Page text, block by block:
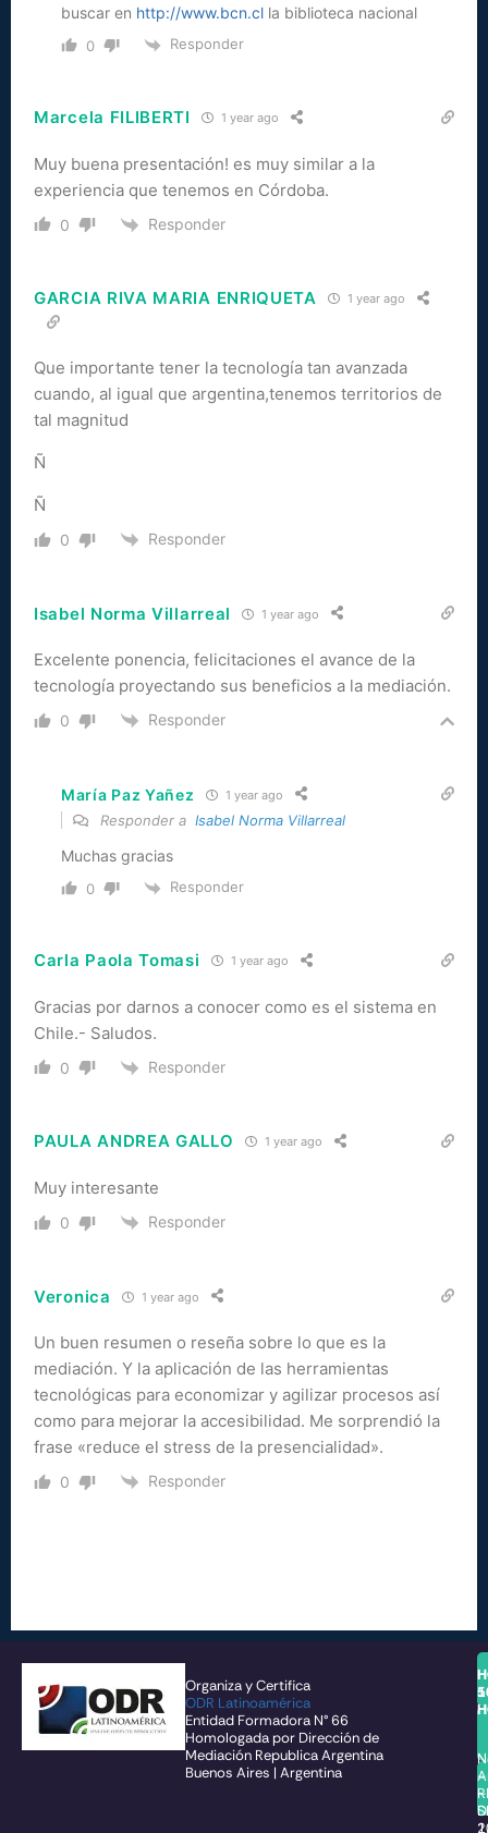
buscar en http://www.bcn.cl la biblioteca nacional
0 Responder
Marcela FILIBERTI 1 year ago
Muy buena presentación! es muy similar a la
experiencia que tenemos en Córdoba.
0 Responder
GARCIA RIVA MARIA ENRIQUETA 1 year ago
Que importante tener la tecnología tan avanzada
cuando, al igual que argentina,tenemos territorios de
tal magnitud
Ñ
Ñ
0 Responder
Isabel Norma Villarreal 1 year ago
Excelente ponencia, felicitaciones el avance de la
tecnología proyectando sus beneficios a la mediación.
0 Responder
María Paz Yañez 1 year ago
Responder a Isabel Norma Villarreal
Muchas gracias
0 Responder
Carla Paola Tomasi 1 year ago
Gracias por darnos a conocer como es el sistema en
Chile.- Saludos.
0 Responder
PAULA ANDREA GALLO 1 year ago
Muy interesante
0 Responder
Veronica 1 year ago
Un buen resumen o reseña sobre lo que es la
mediación. Y la aplicación de las herramientas
tecnológicas para economizar y agilizar procesos así
como para mejorar la accesibilidad. Me sorprendió la
frase «reduce el stress de la presencialidad».
0 Responder
Organiza y Certifica
ODR Latinoamérica
Entidad Formadora N° 66
Homologada por Dirección de
Mediación Republica Argentina
Buenos Aires | Argentina
–
5
–